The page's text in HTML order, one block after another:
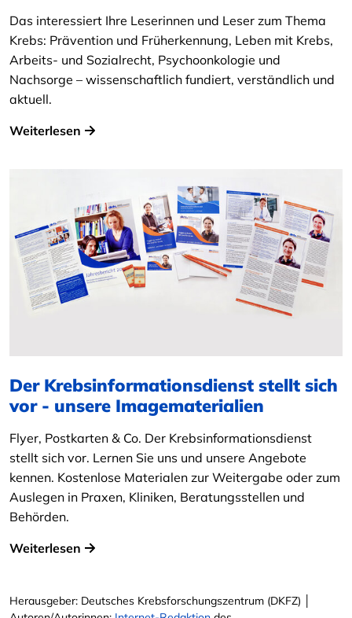
Das interessiert Ihre Leserinnen und Leser zum Thema
Krebs: Prävention und Früherkennung, Leben mit Krebs,
Arbeits- und Sozialrecht, Psychoonkologie und
Nachsorge – wissenschaftlich fundiert, verständlich und
aktuell.
Weiterlesen
Der Krebsinformationsdienst stellt sich
vor - unsere Imagematerialien
Flyer, Postkarten & Co. Der Krebsinformationsdienst
stellt sich vor. Lernen Sie uns und unsere Angebote
kennen. Kostenlose Materialen zur Weitergabe oder zum
Auslegen in Praxen, Kliniken, Beratungsstellen und
Behörden.
Weiterlesen
Herausgeber: Deutsches Krebsforschungszentrum (DKFZ) │